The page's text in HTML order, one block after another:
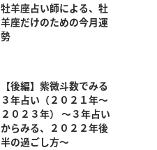
牡羊座占い師による、牡
羊座だけのための今月運
勢
【後編】紫微斗数でみる
３年占い（２０２１年～
２０２３年） ～３年占い
からみる、２０２２年後
半の過ごし方～